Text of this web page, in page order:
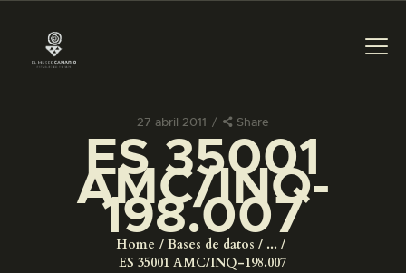
27 abril 2011 Share
ES 35001
AMC/INQ-
198.007
Home Bases de datos
...
ES 35001 AMC/INQ-198.007
PREPARAR LA VISITA
ACTIVIDADES